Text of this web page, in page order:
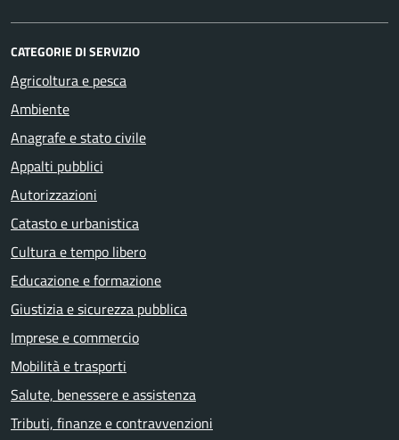
CATEGORIE DI SERVIZIO
Agricoltura e pesca
Ambiente
Anagrafe e stato civile
Appalti pubblici
Autorizzazioni
Catasto e urbanistica
Cultura e tempo libero
Educazione e formazione
Giustizia e sicurezza pubblica
Imprese e commercio
Mobilità e trasporti
Salute, benessere e assistenza
Tributi, finanze e contravvenzioni